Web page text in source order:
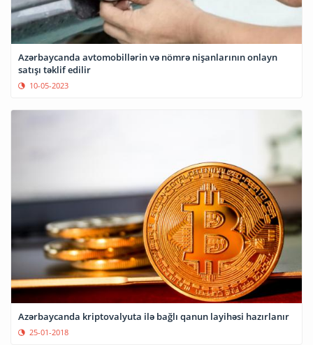
Azərbaycanda avtomobillərin və nömrə nişanlarının onlayn
satışı təklif edilir
10-05-2023
Azərbaycanda kriptovalyuta ilə bağlı qanun layihəsi hazırlanır
25-01-2018